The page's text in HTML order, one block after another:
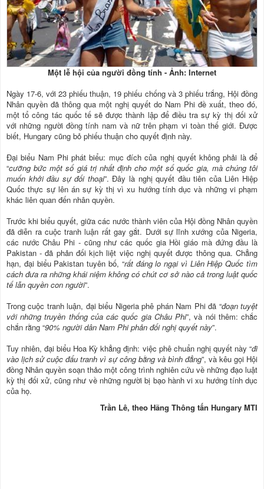
Một lễ hội của người đồng tính - Ảnh: Internet
Ngày 17-6, với 23 phiếu thuận, 19 phiếu chống và 3 phiếu trắng, Hội đồng
Nhân quyền đã thông qua một nghị quyết do Nam Phi đề xuất, theo đó,
một tổ công tác quốc tế sẽ được thành lập để điều tra sự kỳ thị đối xử
với những người đồng tính nam và nữ trên phạm vi toàn thế giới. Ðược
biết, Hungary cũng bỏ phiếu thuận cho quyết định này.
Ðại biểu Nam Phi phát biểu: mục đích của nghị quyết không phải là để
“cưỡng bức một số giá trị nhất định cho một số quốc gia, mà chúng tôi
muốn khởi đầu sự đối thoại”. Ðây là nghị quyết đầu tiên của Liên Hiệp
Quốc thực sự lên án sự kỳ thị vì xu hướng tính dục và những vi phạm
khác liên quan đến nhân quyền.
Trước khi biểu quyết, giữa các nước thành viên của Hội đồng Nhân quyền
đã diễn ra cuộc tranh luận rất gay gắt. Dưới sự lĩnh xướng của Nigeria,
các nước Châu Phi - cũng như các quốc gia Hồi giáo mà đứng đầu là
Pakistan - đã phản đối kịch liệt việc nghị quyết được thông qua. Chẳng
hạn, đại biểu Pakistan tuyên bố, “rất đáng lo ngại vì Liên Hiệp Quốc tìm
cách đưa ra những khái niệm không có chút cơ sở nào cả trong luật quốc
tế lẫn quyền con người”.
Trong cuộc tranh luận, đại biểu Nigeria phê phán Nam Phi đã “đoạn tuyệt
với những truyền thống của các quốc gia Châu Phi”, và nói thêm: chắc
chắn rằng “90% người dân Nam Phi phản đối nghị quyết này”.
Tuy nhiên, đại biểu Hoa Kỳ khẳng định: việc phê chuẩn nghị quyết này “đi
vào lịch sử cuộc đấu tranh vì sự công bằng và bình đẳng”, và kêu gọi Hội
đồng Nhân quyền soạn thảo một công trình nghiên cứu về những đạo luật
kỳ thị đối xử, cũng như về những người bị bạo hành vi xu hướng tính dục
của họ.
Trần Lê, theo Hãng Thông tấn Hungary MTI